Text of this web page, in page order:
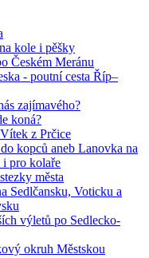
kole i pěšky
Českém Meránu
- poutní cesta Říp–
zajímavého?
koná?
z Prčice
kopců aneb Lanovka na
pro kolaře
města
Sedlčansku, Voticku a
výletů po Sedlecko-
okruh Městskou